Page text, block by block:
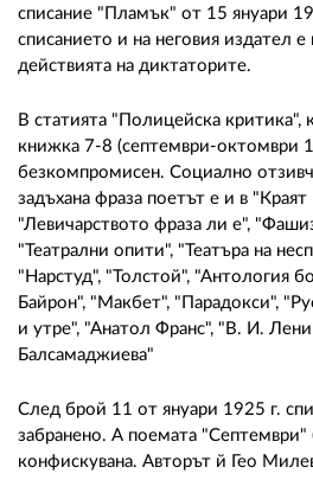
списание "Пламък" от 15 януари
списанието и на неговия издател е
действията на диктаторите.
В статията "Полицейска критика",
книжка 7-8 (септември-октомври
безкомпромисен. Социално
задъхана фраза поетът е и в "Краят
"Левичарството фраза ли е",
"Театрални опити", "Театъра на
"Нарстуд", "Толстой", "Антология
Байрон", "Макбет", "Парадокси",
и утре", "Анатол Франс", "В. И.
Балсамаджиева"
След брой 11 от януари 1925 г.
забранено. А поемата "Септември"
конфискувана. Авторът й Гео